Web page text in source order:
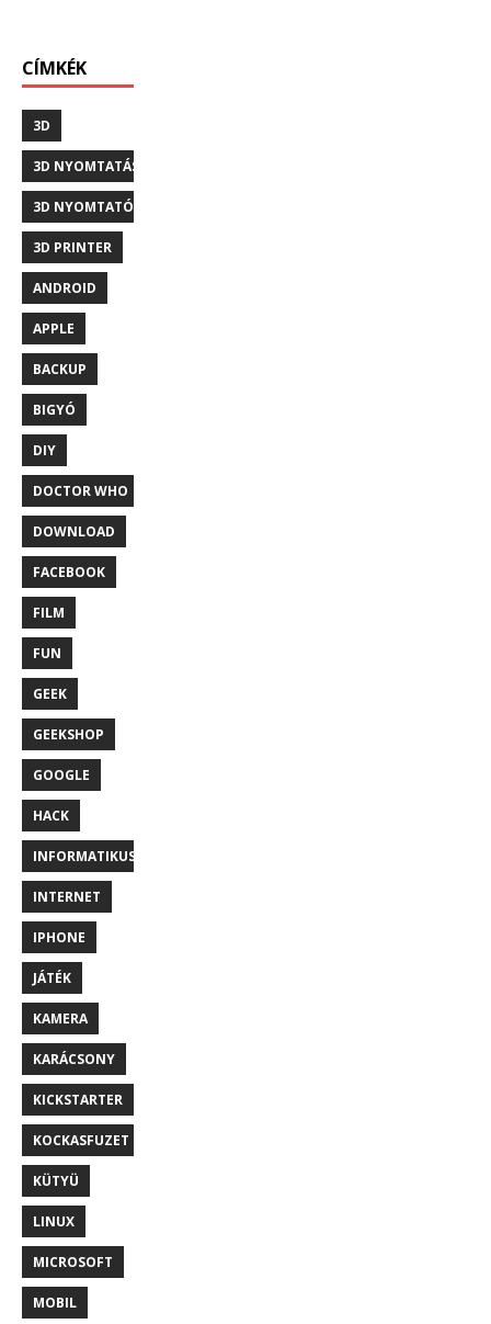
CÍMKÉK
3D
3D NYOMTATÁS
3D NYOMTATÓ
3D PRINTER
ANDROID
APPLE
BACKUP
BIGYÓ
DIY
DOCTOR WHO
DOWNLOAD
FACEBOOK
FILM
FUN
GEEK
GEEKSHOP
GOOGLE
HACK
INFORMATIKUS
INTERNET
IPHONE
JÁTÉK
KAMERA
KARÁCSONY
KICKSTARTER
KOCKASFUZET
KÜTYÜ
LINUX
MICROSOFT
MOBIL